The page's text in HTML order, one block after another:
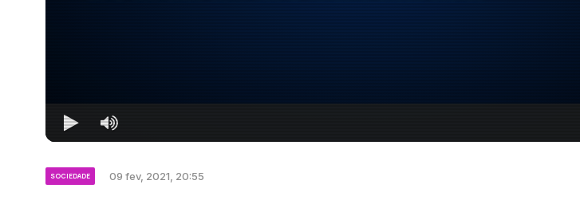
SOCIEDADE 09 fev, 2021, 20:55